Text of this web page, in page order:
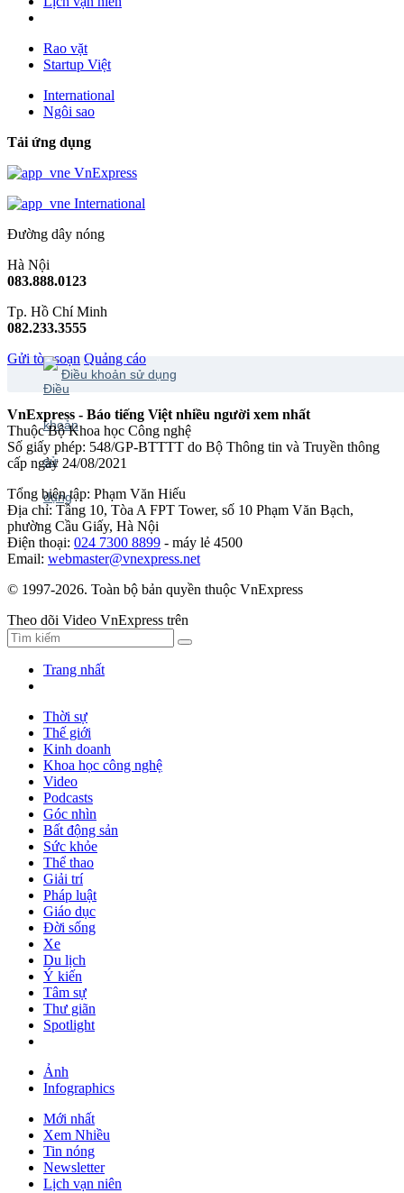
Rao vặt
Startup Việt
International
Ngôi sao
Tải ứng dụng
VnExpress
International
Đường dây nóng
Hà Nội
083.888.0123
Tp. Hồ Chí Minh
082.233.3555
Gửi tòa soạn Quảng cáo
Điều khoản sử dụng
VnExpress - Báo tiếng Việt nhiều người xem nhất
Thuộc Bộ Khoa học Công nghệ
Số giấy phép: 548/GP-BTTTT do Bộ Thông tin và Truyền thông
cấp ngày 24/08/2021
Tổng biên tập: Phạm Văn Hiếu
Địa chỉ: Tầng 10, Tòa A FPT Tower, số 10 Phạm Văn Bạch,
phường Cầu Giấy, Hà Nội
Điện thoại: 024 7300 8899 - máy lẻ 4500
Email: webmaster@vnexpress.net
© 1997-2026. Toàn bộ bản quyền thuộc VnExpress
Theo dõi Video VnExpress trên
Trang nhất
Thời sự
Thế giới
Kinh doanh
Khoa học công nghệ
Video
Podcasts
Góc nhìn
Bất động sản
Sức khỏe
Thể thao
Giải trí
Pháp luật
Giáo dục
Đời sống
Xe
Du lịch
Ý kiến
Tâm sự
Thư giãn
Spotlight
Ảnh
Infographics
Mới nhất
Xem Nhiều
Tin nóng
Newsletter
Lịch vạn niên